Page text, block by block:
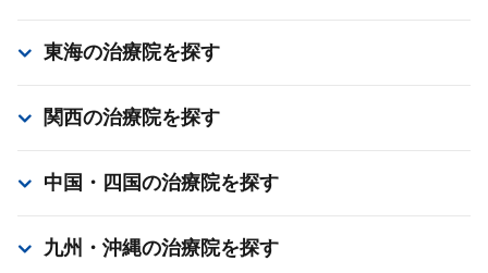
東海の治療院を探す
関西の治療院を探す
中国・四国の治療院を探す
九州・沖縄の治療院を探す